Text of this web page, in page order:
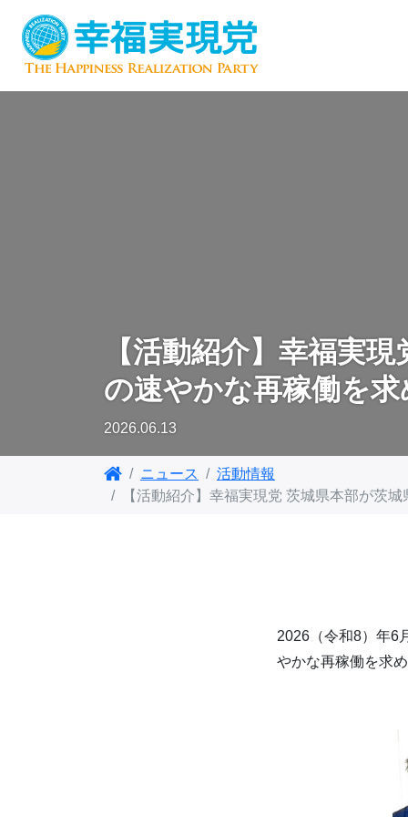
【活動紹介】幸福実
の速やかな再稼働を
2026.06.13
ニュース
活動情報
【活動紹介】幸福実現党 茨城県本部が茨
2026（令和8）年6
やかな再稼働を求